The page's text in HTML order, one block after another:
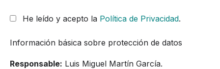
He leído y acepto la Política de Privacidad.
Información básica sobre protección de datos
Responsable: Luis Miguel Martín García.